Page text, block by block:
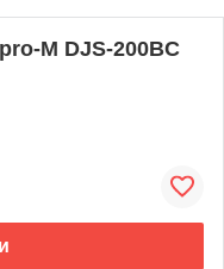
M DJS-200BC